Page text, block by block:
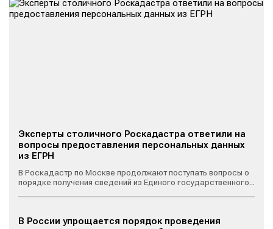
Эксперты столичного Роскадастра ответили на
вопросы предоставления персональных данных
из ЕГРН
В Роскадастр по Москве продолжают поступать вопросы о
порядке получения сведений из Единого государственного...
В России упрощается порядок проведения